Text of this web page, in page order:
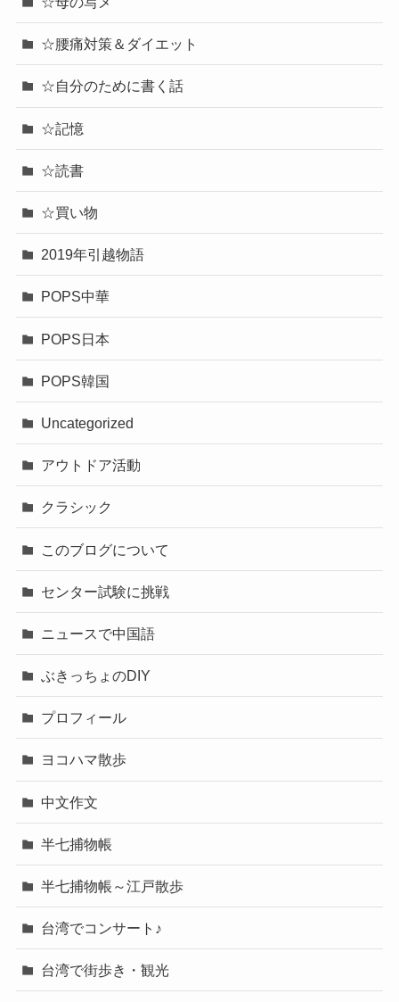
☆腰痛対策＆ダイエット
☆自分のために書く話
☆記憶
☆読書
☆買い物
2019年引越物語
POPS中華
POPS日本
POPS韓国
Uncategorized
アウトドア活動
クラシック
このブログについて
センター試験に挑戦
ニュースで中国語
ぶきっちょのDIY
プロフィール
ヨコハマ散歩
中文作文
半七捕物帳
半七捕物帳～江戸散歩
台湾でコンサート♪
台湾で街歩き・観光